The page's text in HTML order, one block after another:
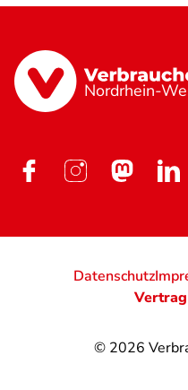
Nordrhein-
© 2026
Datenschutz